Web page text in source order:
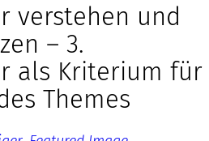
verstehen und
– 3.
als Kriterium für
Themes